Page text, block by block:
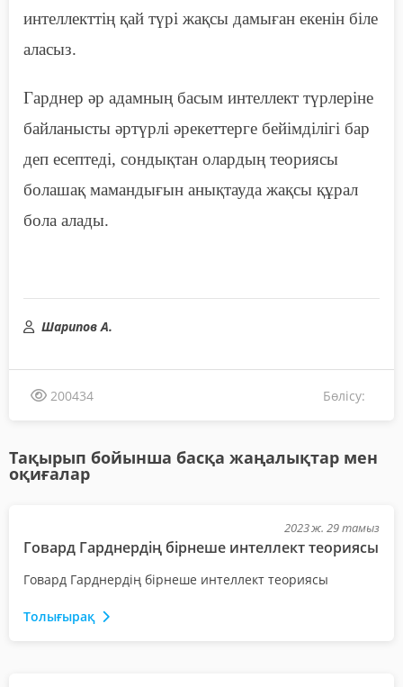
интеллекттің қай түрі жақсы дамыған екенін біле
аласыз.
Гарднер әр адамның басым интеллект түрлеріне
байланысты әртүрлі әрекеттерге бейімділігі бар
деп есептеді, сондықтан олардың теориясы
болашақ мамандығын анықтауда жақсы құрал
бола алады.
Шарипов А.
200434 Бөлісу:
Тақырып бойынша басқа жаңалықтар мен
оқиғалар
2023 ж. 29 тамыз
Говард Гарднердің бірнеше интеллект теориясы
Говард Гарднердің бірнеше интеллект теориясы
Толығырақ